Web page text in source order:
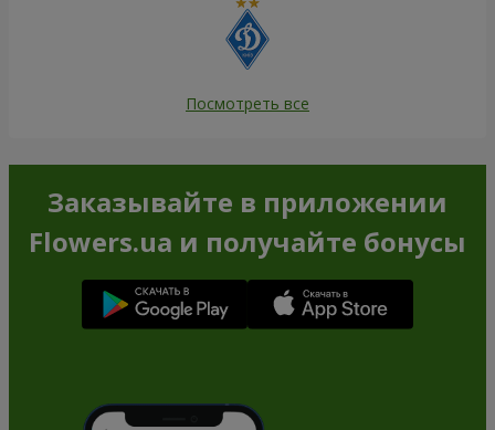
Посмотреть все
Заказывайте в приложении
Flowers.ua и получайте бонусы